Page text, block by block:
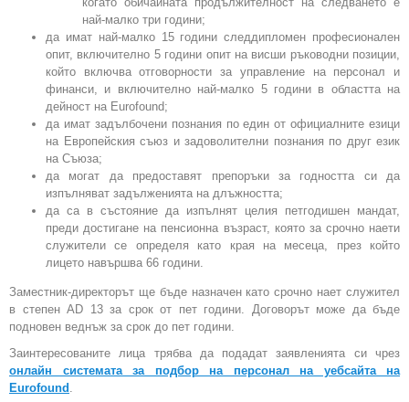
най-малко три години;
да имат най-малко 15 години следдипломен професионален
опит, включително 5 години опит на висши ръководни позиции,
който включва отговорности за управление на персонал и
финанси, и включително най-малко 5 години в областта на
дейност на Eurofound;
да имат задълбочени познания по един от официалните езици
на Европейския съюз и задоволителни познания по друг език
на Съюза;
да могат да предоставят препоръки за годността си да
изпълняват задълженията на длъжността;
да са в състояние да изпълнят целия петгодишен мандат,
преди достигане на пенсионна възраст, която за срочно наети
служители се определя като края на месеца, през който
лицето навършва 66 години.
Заместник-директорът ще бъде назначен като срочно нает служител
в степен AD 13 за срок от пет години. Договорът може да бъде
подновен веднъж за срок до пет години.
Заинтересованите лица трябва да подадат заявленията си чрез
онлайн системата за подбор на персонал на уебсайта на
Еurofound .